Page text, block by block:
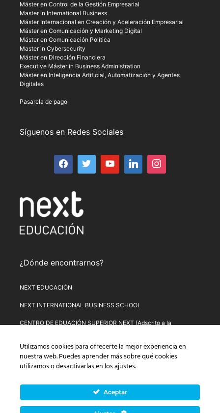
Máster en Control de la Gestión Empresarial
Master in International Business
Máster Internacional en Creación y Aceleración Empresarial
Máster en Comunicación y Marketing Digital
Máster en Comunicación Política
Master in Cybersecurity
Máster en Dirección Financiera
Executive Máster in Business Administration
Máster en Inteligencia Artificial, Automatización y Agentes
Digitales
Pasarela de pago
Síguenos en Redes Sociales
¿Dónde encontrarnos?
NEXT EDUCACIÓN
NEXT INTERNATIONAL BUSINESS SCHOOL
CENTRO DE EDUACIÓN SUPERIOR NEXT (Adscrito a la
PLATAFORMA DE FORMACIÓN NEXT
Aviso Legal–Política de Privacidad–Términos y condiciones de
Formulario de Desistimiento
© Copyright 2026 Next Educación, S.L. | CIF: B-67803114 |
Utilizamos cookies para ofrecerte la mejor experiencia en
nuestra web. Puedes aprender más sobre qué cookies
utilizamos o desactivarlas en losajustes.
Aceptar